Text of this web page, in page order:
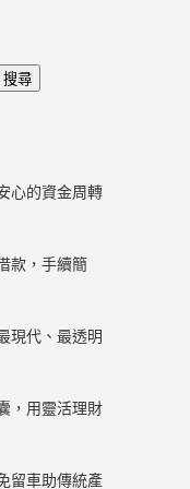
搜尋
心的資金周轉
款，手續簡
現代、最透明
，用靈活理財
留車助傳統產